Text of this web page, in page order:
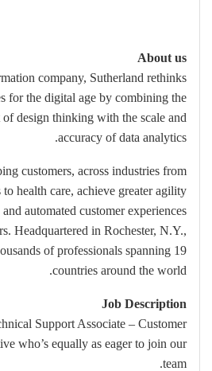
About us
company, Sutherland rethinks
for the digital age by combining the
of design thinking with the scale and
accuracy of data analytics.
customers, across industries from
health care, achieve greater agility
automated customer experiences
Headquartered in Rochester, N.Y.,
of professionals spanning 19
countries around the world.
Job Description
Support Associate – Customer
who’s equally as eager to join our
team.